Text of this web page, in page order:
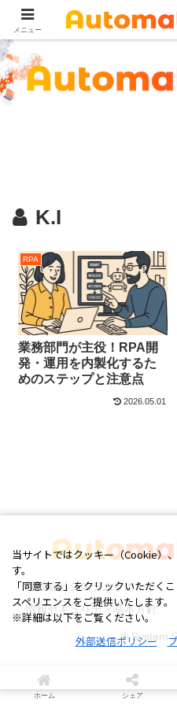
K.I
RPA
業務部門が主役！RPA開
発・運用を内製化するた
めのステップと注意点
2026.05.01
株式会社システムサポート
情報セキュリティ基本方針
© System
メニュー
ホーム シェア
当サイトではクッキー（Cookie）
す。
「同意する」をクリックいただく
スペリエンスをご提供いたします。
※詳細は以下をご覧ください。
外部送信ポリシー